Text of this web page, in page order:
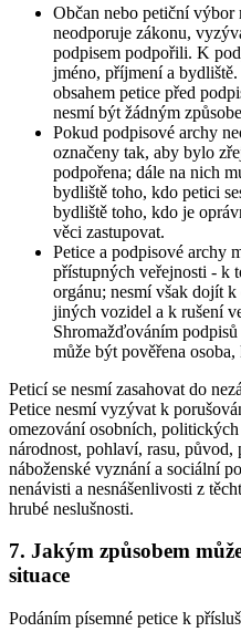
Občan nebo petiční výbor
neodporuje zákonu,
podpisem podpořili. K
jméno, příjmení a
obsahem petice před
nesmí být žádným
Pokud podpisové archy
označeny tak, aby bylo
podpořena; dále na nich
bydliště toho, kdo petici
bydliště toho, kdo je
věci zastupovat.
Petice a podpisové archy
přístupných veřejnosti - k
orgánu; nesmí však dojít
jiných vozidel a k rušení
Shromažďováním
může být pověřena
Peticí se nesmí zasahovat do
Petice nesmí vyzývat k
omezování osobních,
národnost, pohlaví, rasu,
náboženské vyznání a sociální
nenávisti a nesnášenlivosti z
hrubé neslušnosti.
7. Jakým způsobem
situace
Podáním písemné petice k